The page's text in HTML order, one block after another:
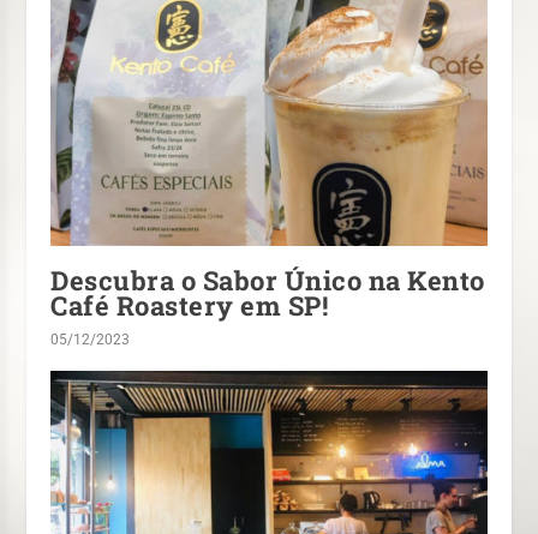
Descubra o Sabor Único na Kento
Café Roastery em SP!
05/12/2023